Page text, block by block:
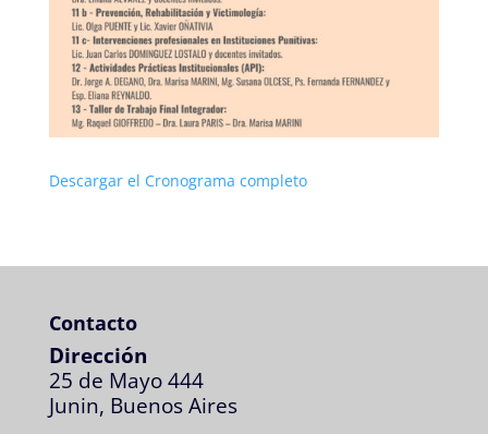
Descargar el Cronograma completo
Contacto
Dirección
25 de Mayo 444
Junin, Buenos Aires